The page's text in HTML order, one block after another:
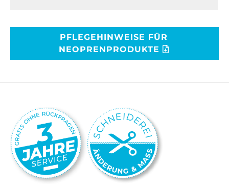
PFLEGEHINWEISE FÜR
NEOPRENPRODUKTE